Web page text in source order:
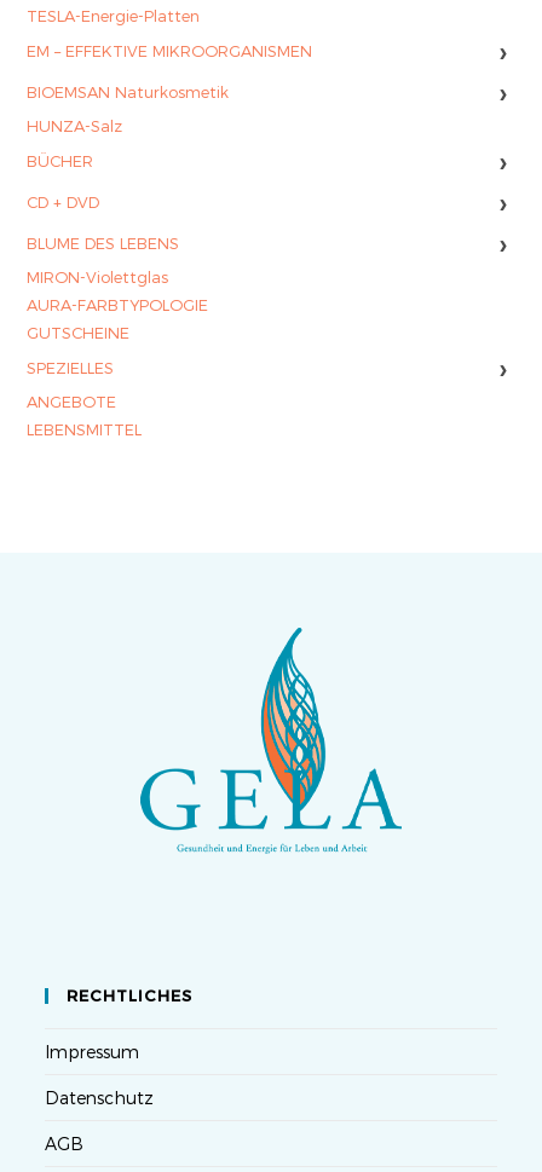
TESLA-Energie-Platten
EM – EFFEKTIVE MIKROORGANISMEN
›
BIOEMSAN Naturkosmetik ›
HUNZA-Salz
BÜCHER
›
CD + DVD ›
BLUME DES LEBENS ›
MIRON-Violettglas
AURA-FARBTYPOLOGIE
GUTSCHEINE
SPEZIELLES
›
ANGEBOTE
LEBENSMITTEL
RECHTLICHES
Impressum
Datenschutz
AGB